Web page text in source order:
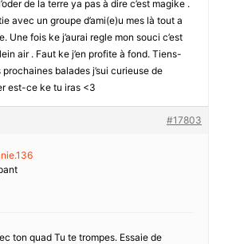
de la terre ya pas à dire c’est magike .
avec un groupe d’ami(e)u mes là tout a
Une fois ke j’aurai regle mon souci c’est
air . Faut ke j’en profite à fond. Tiens-
balades j’sui curieuse de
est-ce ke tu iras <3
#17803
ton quad Tu te trompes. Essaie de